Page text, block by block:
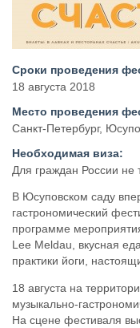
Сроки проведения
18 августа 2018
Место проведения
Санкт-Петербург,
Необходимая виза:
Для граждан России не
В Юсуповском саду
гастрономический
программе
Lee Meldau, вкусная
практики йоги,
18 августа на
музыкально-
На сцене фестиваля